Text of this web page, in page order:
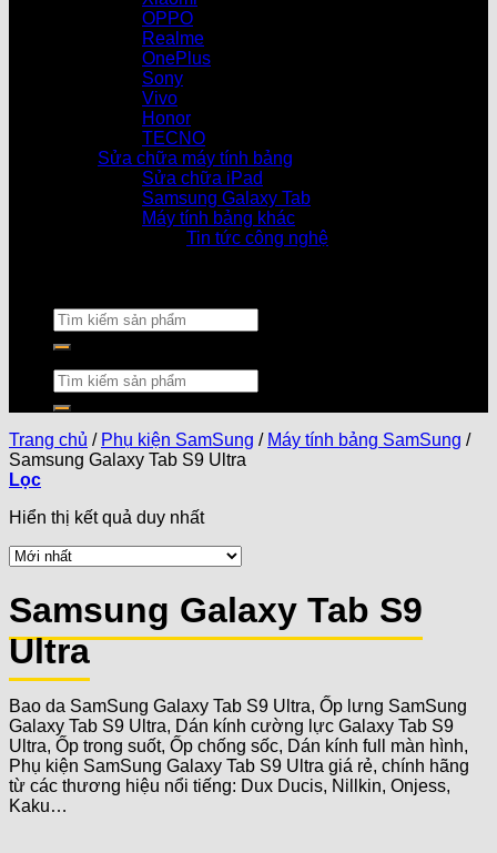
OPPO
Realme
OnePlus
Sony
Vivo
Honor
TECNO
Sửa chữa máy tính bảng
Sửa chữa iPad
Samsung Galaxy Tab
Máy tính bảng khác
Tin tức công nghệ
Trang chủ / Phụ kiện SamSung / Máy tính bảng SamSung /
Samsung Galaxy Tab S9 Ultra
Lọc
Hiển thị kết quả duy nhất
Samsung Galaxy Tab S9
Ultra
Bao da SamSung Galaxy Tab S9 Ultra, Ốp lưng SamSung
Galaxy Tab S9 Ultra, Dán kính cường lực Galaxy Tab S9
Ultra, Ốp trong suốt, Ốp chống sốc, Dán kính full màn hình,
Phụ kiện SamSung Galaxy Tab S9 Ultra giá rẻ, chính hãng
từ các thương hiệu nổi tiếng: Dux Ducis, Nillkin, Onjess,
Kaku…